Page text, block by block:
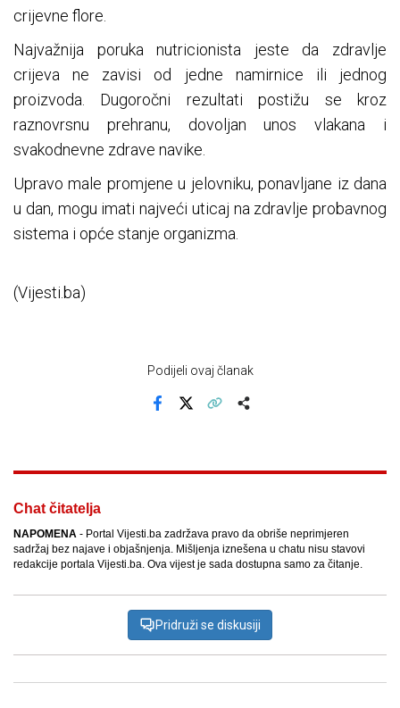
crijevne flore.
Najvažnija poruka nutricionista jeste da zdravlje
crijeva ne zavisi od jedne namirnice ili jednog
proizvoda. Dugoročni rezultati postižu se kroz
raznovrsnu prehranu, dovoljan unos vlakana i
svakodnevne zdrave navike.
Upravo male promjene u jelovniku, ponavljane iz dana
u dan, mogu imati najveći uticaj na zdravlje probavnog
sistema i opće stanje organizma.
(Vijesti.ba)
Podijeli ovaj članak
Chat čitatelja
NAPOMENA - Portal Vijesti.ba zadržava pravo da obriše neprimjeren
sadržaj bez najave i objašnjenja. Mišljenja iznešena u chatu nisu stavovi
redakcije portala Vijesti.ba. Ova vijest je sada dostupna samo za čitanje.
Pridruži se diskusiji